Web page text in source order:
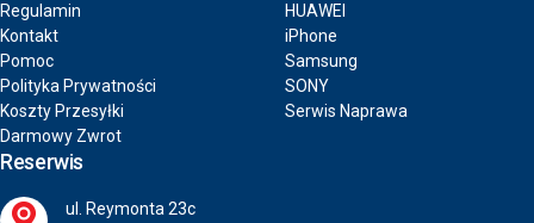
Regulamin
Kontakt
Pomoc
Polityka Prywatności
Koszty Przesyłki
Darmowy Zwrot
HUAWEI
iPhone
Samsung
SONY
Serwis Naprawa
Reserwis
ul. Reymonta 23c